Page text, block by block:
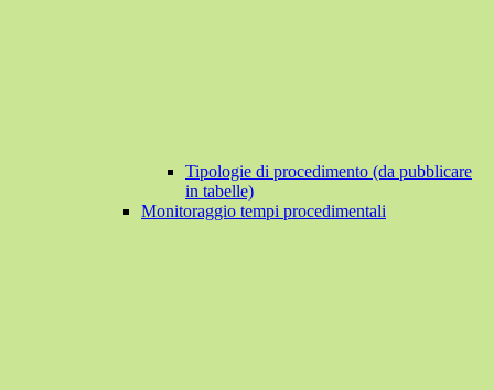
Tipologie di procedimento (da pubblicare
in tabelle)
Monitoraggio tempi procedimentali